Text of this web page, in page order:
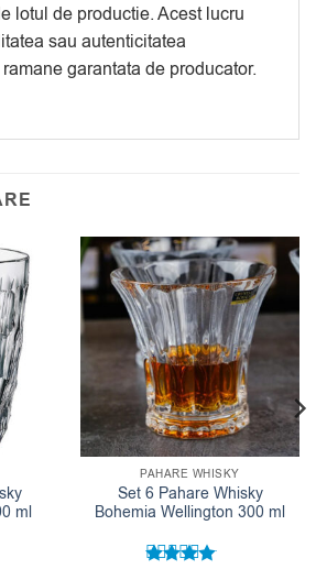
lotul de productie. Acest lucru
sau autenticitatea
garantata de producator.
ml
PAHARE WHISKY
Set 6 Pahare Whisky
Bohemia Wellington 300 ml